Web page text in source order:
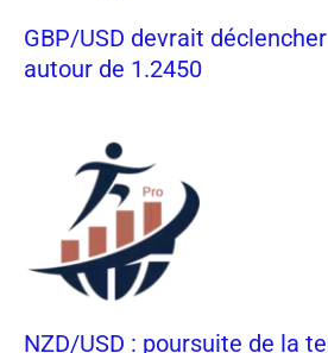
GBP/USD devrait
autour de 1.2450
NZD/USD : poursuite de la